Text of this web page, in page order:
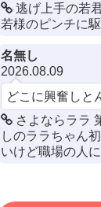
逃げ上手の若
若様のピンチに
名無し
2026.08.09
どこに興奮しと
さよならララ
しのララちゃん
いけど職場の人